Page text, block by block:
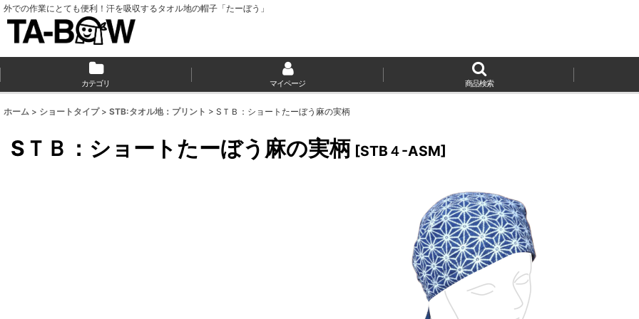
外での作業にとても便利！汗を吸収するタオル地の帽子「たーぼう」
カテゴリ マイページ 商品検索
ホーム > ショートタイプ > STB:タオル地：プリント > SＴＢ：ショートたーぼう麻の実柄
SＴＢ：ショートたーぼう麻の実柄 [STB４-ASM]